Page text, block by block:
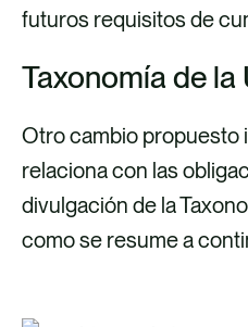
futuros requisitos de
Taxonomía de la
Otro cambio propuesto
relaciona con las
divulgación de la
como se resume a